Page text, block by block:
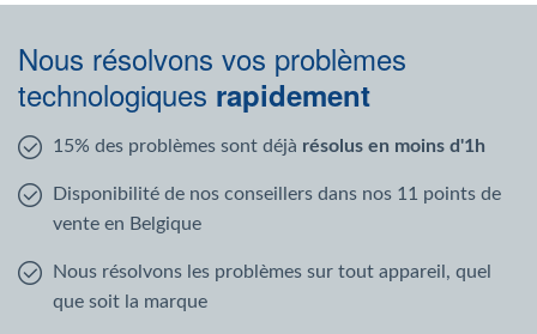
Nous résolvons vos problèmes
technologiques rapidement
15% des problèmes sont déjà résolus en moins d'1h
Disponibilité de nos conseillers dans nos 11 points de
vente en Belgique
Nous résolvons les problèmes sur tout appareil, quel
que soit la marque